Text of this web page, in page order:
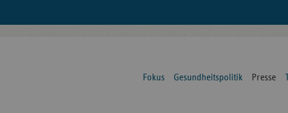
Fokus Gesundheitspolitik Presse